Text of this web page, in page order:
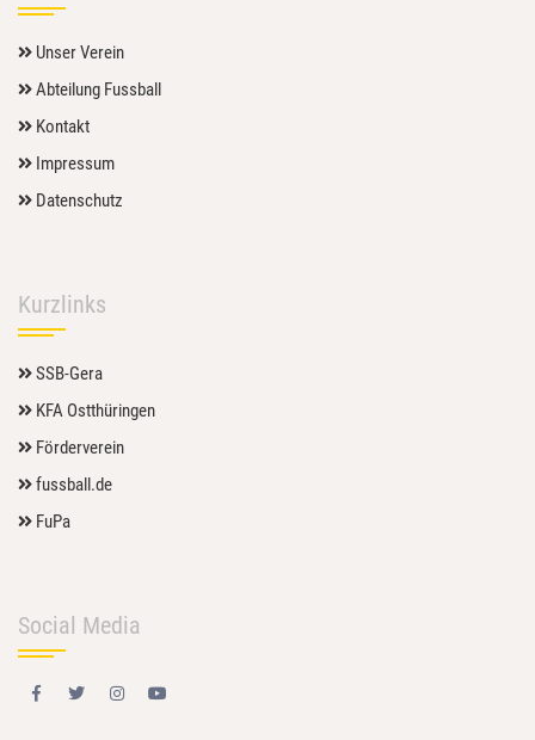
Unser Verein
Abteilung Fussball
Kontakt
Impressum
Datenschutz
Kurzlinks
SSB-Gera
KFA Ostthüringen
Förderverein
fussball.de
FuPa
Social Media